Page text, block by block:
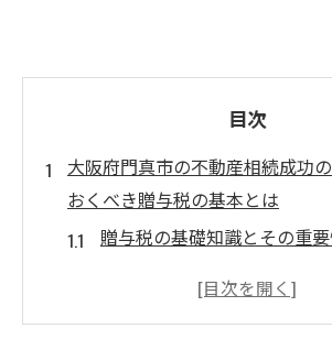
目次
大阪府門真市の不動産相続成功
おくべき贈与税の基本とは
贈与税の基礎知識とその重
門真市における贈与税の課税